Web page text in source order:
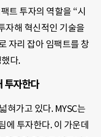
트 투자의 역할을 “시
자해 혁신적인 기술을
자리 잡아 임팩트를 창
다.
투자한다
혀가고 있다. MYSC는
에 투자한다. 이 가운데